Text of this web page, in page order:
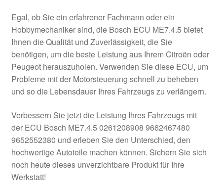
Weltweiter Versand
Zahlungen
Egal, ob Sie ein erfahrener Fachmann oder ein
Hobbymechaniker sind, die Bosch ECU ME7.4.5 bietet
Ihnen die Qualität und Zuverlässigkeit, die Sie
benötigen, um die beste Leistung aus Ihrem Citroën oder
Peugeot herauszuholen. Verwenden Sie diese ECU, um
Probleme mit der Motorsteuerung schnell zu beheben
und so die Lebensdauer Ihres Fahrzeugs zu verlängern.
Verbessern Sie jetzt die Leistung Ihres Fahrzeugs mit
der ECU Bosch ME7.4.5 0261208908 9662467480
9652552380 und erleben Sie den Unterschied, den
hochwertige Autoteile machen können. Sichern Sie sich
noch heute dieses unverzichtbare Produkt für Ihre
Werkstatt!